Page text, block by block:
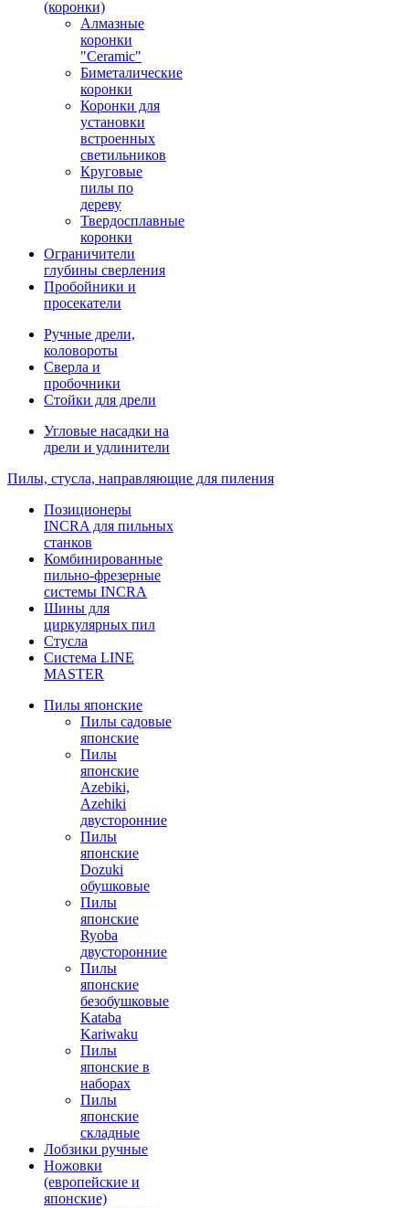
(коронки)
Алмазные
коронки
"Ceramic"
Биметалические
коронки
Коронки для
установки
встроенных
светильников
Круговые
пилы по
дереву
Твердосплавные
коронки
Ограничители
глубины сверления
Пробойники и
просекатели
Ручные дрели,
коловороты
Сверла и
пробочники
Стойки для дрели
Угловые насадки на
дрели и удлинители
Пилы, стусла, направляющие для пиления
Позиционеры
INCRA для пильных
станков
Комбинированные
пильно-фрезерные
системы INCRA
Шины для
циркулярных пил
Стусла
Система LINE
MASTER
Пилы японские
Пилы садовые
японские
Пилы
японские
Azebiki,
Azehiki
двусторонние
Пилы
японские
Dozuki
обушковые
Пилы
японские
Ryoba
двусторонние
Пилы
японские
безобушковые
Kataba
Kariwaku
Пилы
японские в
наборах
Пилы
японские
складные
Лобзики ручные
Ножовки
(европейские и
японские)